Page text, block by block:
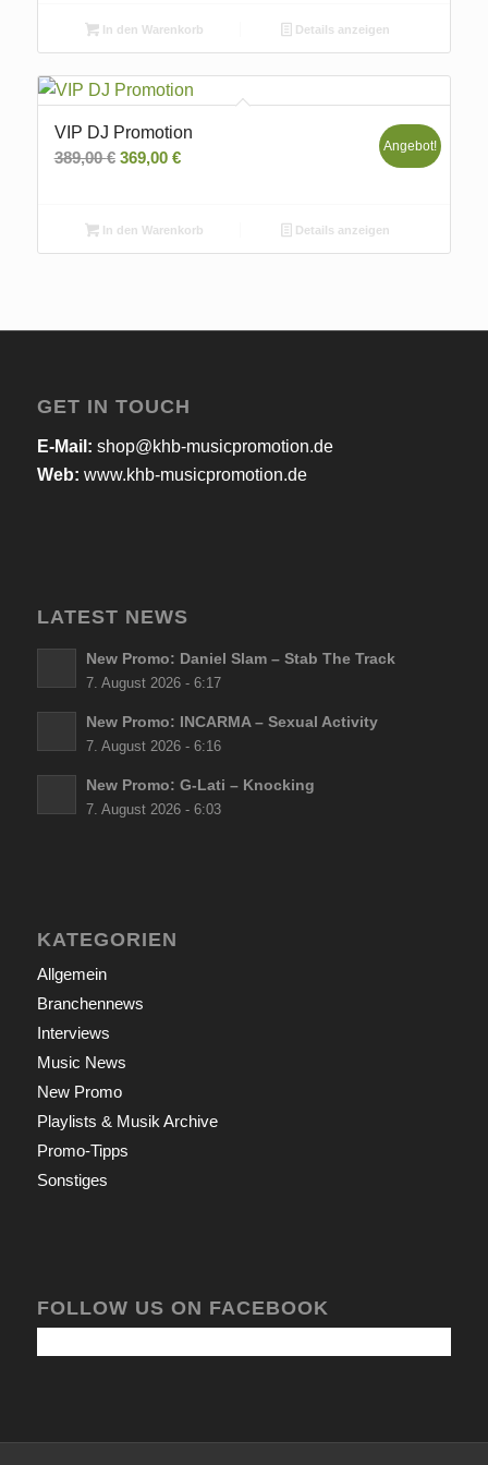
In den Warenkorb Details anzeigen
VIP DJ Promotion
389,00€ Ursprünglicher
389,00 €
369,00 €Aktueller
369,00 €.
Angebot!
In den Warenkorb Details anzeigen
GET IN TOUCH
E-Mail: shop@khb-musicpromotion.de
Web: www.khb-musicpromotion.de
LATEST NEWS
New Promo: Daniel Slam – Stab The Track
7. August 2026 - 6:17
New Promo: INCARMA – Sexual Activity
7. August 2026 - 6:16
New Promo: G-Lati – Knocking
7. August 2026 - 6:03
KATEGORIEN
Allgemein
Branchennews
Interviews
Music News
New Promo
Playlists & Musik Archive
Promo-Tipps
Sonstiges
FOLLOW US ON FACEBOOK